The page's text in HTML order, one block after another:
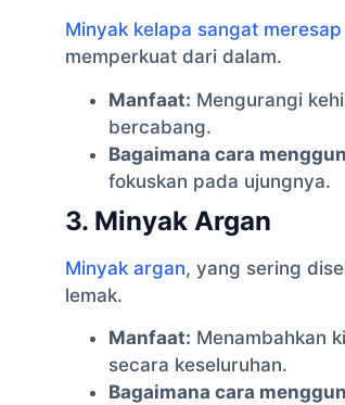
Minyak kelapa sangat
memperkuat dari dalam.
Manfaat: Mengurangi
bercabang.
Bagaimana cara
fokuskan pada ujungnya.
3. Minyak Argan
Minyak argan, yang sering
lemak.
Manfaat: Menambahkan
secara keseluruhan.
Bagaimana cara